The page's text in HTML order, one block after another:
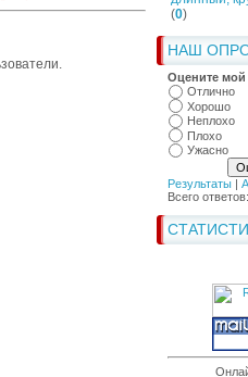
(0)
НАШ
Оцените мой
Отлично
Хорошо
Неплохо
Плохо
Ужасно
Результаты |
Всего ответов: